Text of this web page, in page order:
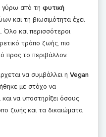
γύρω από τη φυτική
και τη βιωσιμότητα έχει
Όλο και περισσότεροι
τρόπο ζωής, πιο
προς το περιβάλλον.
να συμβάλλει η Vegan
με στόχο να
να υποστηρίξει όσους
ζωής και τα δικαιώματα